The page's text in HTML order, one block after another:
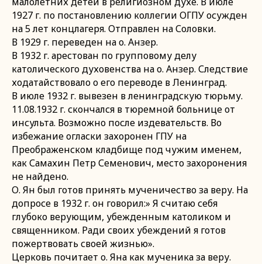
1927 г. по постановлению коллегии ОГПУ осужден
на 5 лет концлагеря. Отправлен на Соловки.
В 1929 г. переведен на о. Анзер.
В 1932 г. арестован по групповому делу
католического духовенства на о. Анзер. Следствие
ходатайствовало о его переводе в Ленинград.
В июле 1932 г. вывезен в ленинградскую тюрьму.
11.08.1932 г. скончался в тюремной больнице от
инсульта. Возможно после издевательств. Во
избежание огласки захоронен ГПУ на
Преображенском кладбище под чужим именем,
как Самахин Петр Семенович, место захоронения
не найдено.
О. Ян был готов принять мученичество за веру. На
допросе в 1932 г. он говорил:» Я считаю себя
глубоко верующим, убежденным католиком и
священником. Ради своих убеждений я готов
пожертвовать своей жизнью».
Церковь почитает о. Яна как мученика за веру.